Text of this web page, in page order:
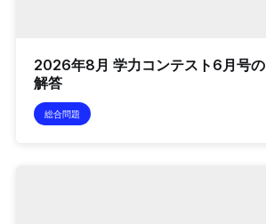
2026年8月 学力コンテスト6月号の
解答
総合問題